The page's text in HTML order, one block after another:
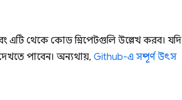
এটি থেকে কোড স্নিপেটগুলি উল্লেখ করব। যদি
পাবেন। অন্যথায়, Github-এ সম্পূর্ণ উৎস